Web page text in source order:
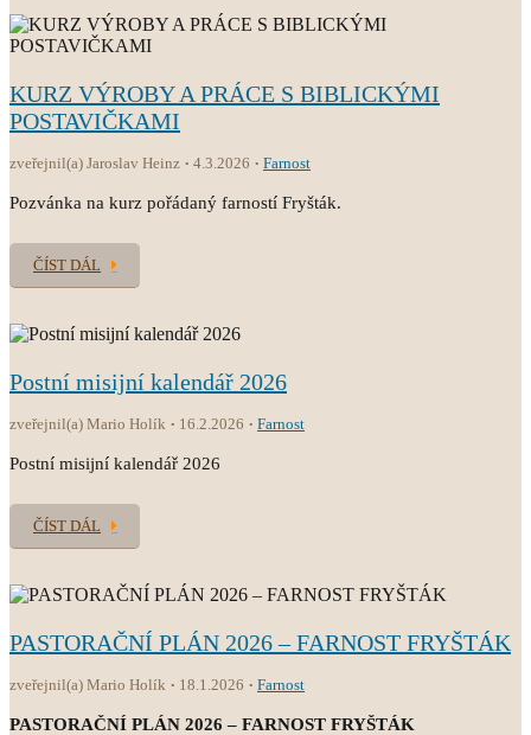
KURZ VÝROBY A PRÁCE S BIBLICKÝMI
POSTAVIČKAMI
zveřejnil(a) Jaroslav Heinz 4.3.2026 Farnost
Pozvánka na kurz pořádaný farností Fryšták.
ČÍST DÁL
Postní misijní kalendář 2026
zveřejnil(a) Mario Holík 16.2.2026 Farnost
Postní misijní kalendář 2026
ČÍST DÁL
PASTORAČNÍ PLÁN 2026 – FARNOST FRYŠTÁK
zveřejnil(a) Mario Holík 18.1.2026 Farnost
PASTORAČNÍ PLÁN 2026 – FARNOST FRYŠTÁK